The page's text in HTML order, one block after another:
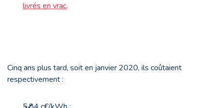
livrés en vrac.
Cinq ans plus tard, soit en janvier 2020, ils coûtaient
respectivement :